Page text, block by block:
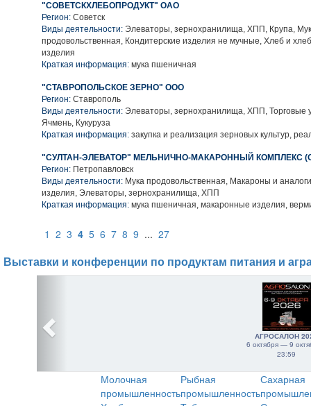
"СОВЕТСКХЛЕБОПРОДУКТ" ОАО
Регион: Советск
Виды деятельности: Элеваторы, зернохранилища, ХПП, Крупа,
продовольственная, Кондитерские изделия не мучные, Хлеб и
изделия
Краткая информация: мука пшеничная
"СТАВРОПОЛЬСКОЕ ЗЕРНО" ООО
Регион: Ставрополь
Виды деятельности: Элеваторы, зернохранилища, ХПП, Торговые
Ячмень, Кукуруза
Краткая информация: закупка и реализация зерновых культур,
"СУЛТАН-ЭЛЕВАТОР" МЕЛЬНИЧНО-МАКАРОННЫЙ КОМПЛЕКС
Регион: Петропавловск
Виды деятельности: Мука продовольственная, Макароны и
изделия, Элеваторы, зернохранилища, ХПП
Краткая информация: мука пшеничная, макаронные изделия,
1 2 3 4 5 6 7 8 9 ... 27
Выставки и конференции по продуктам питания и
АГРОСАЛОН
6 октября — 9
23:59
Молочная
промышленность
Рыбная
промышленность
Сахарная